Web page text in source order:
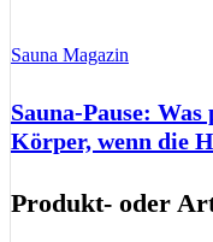
Sauna Magazin
Sauna-Pause:
Körper, wenn die
Produkt- oder